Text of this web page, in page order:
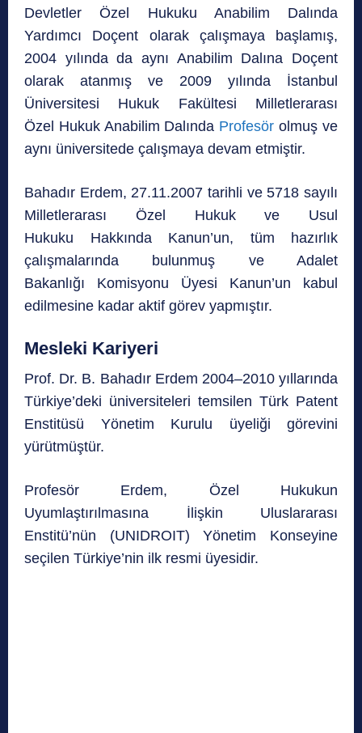
Devletler Özel Hukuku Anabilim Dalında
Yardımcı Doçent olarak çalışmaya başlamış,
2004 yılında da aynı Anabilim Dalına Doçent
olarak atanmış ve 2009 yılında İstanbul
Üniversitesi Hukuk Fakültesi Milletlerarası
Özel Hukuk Anabilim Dalında Profesör olmuş ve
aynı üniversitede çalışmaya devam etmiştir.
Bahadır Erdem, 27.11.2007 tarihli ve 5718 sayılı
Milletlerarası Özel Hukuk ve Usul
Hukuku Hakkında Kanun’un, tüm hazırlık
çalışmalarında bulunmuş ve Adalet
Bakanlığı Komisyonu Üyesi Kanun’un kabul
edilmesine kadar aktif görev yapmıştır.
Mesleki Kariyeri
Prof. Dr. B. Bahadır Erdem 2004–2010 yıllarında
Türkiye’deki üniversiteleri temsilen Türk Patent
Enstitüsü Yönetim Kurulu üyeliği görevini
yürütmüştür.
Profesör Erdem, Özel Hukukun
Uyumlaştırılmasına İlişkin Uluslararası
Enstitü’nün (UNIDROIT) Yönetim Konseyine
seçilen Türkiye’nin ilk resmi üyesidir.